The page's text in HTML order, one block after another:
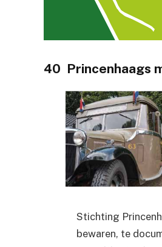
40 Princenhaags
Stichting
bewaren, te